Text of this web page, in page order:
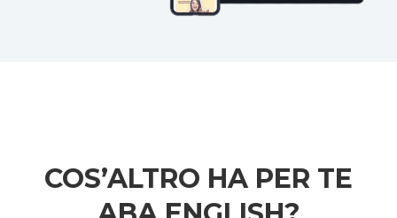
COS’ALTRO HA PER TE